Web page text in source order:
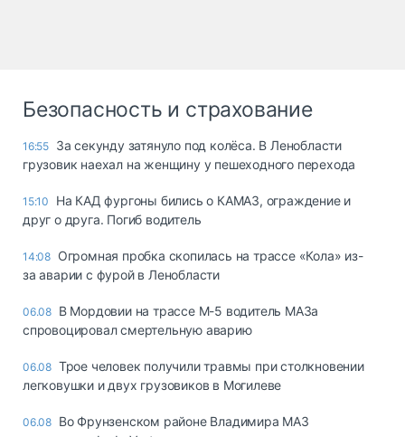
Безопасность и страхование
16:55 За секунду затянуло под колёса. В Ленобласти
грузовик наехал на женщину у пешеходного перехода
15:10
На КАД фургоны бились о КАМАЗ, ограждение и
друг о друга. Погиб водитель
14:08 Огромная пробка скопилась на трассе «Кола» из-
за аварии с фурой в Ленобласти
06.08 В Мордовии на трассе М-5 водитель МАЗа
спровоцировал смертельную аварию
06.08 Трое человек получили травмы при столкновении
легковушки и двух грузовиков в Могилеве
06.08 Во Фрунзенском районе Владимира МАЗ